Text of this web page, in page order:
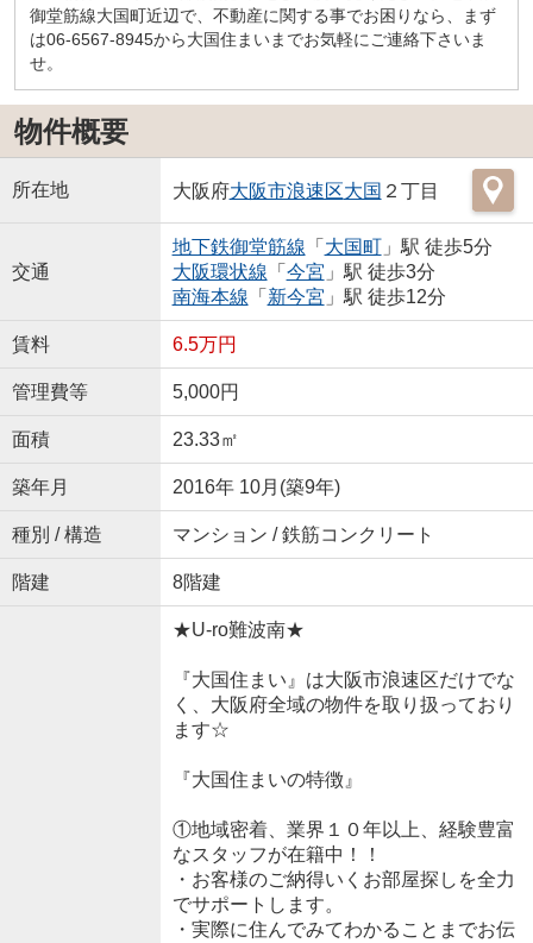
御堂筋線大国町近辺で、不動産に関する事でお困りなら、まず
は06-6567-8945から大国住まいまでお気軽にご連絡下さいま
せ。
物件概要
所在地 大阪府大阪市浪速区大国 ２丁目
交通
地下鉄御堂筋線 「 大国町」駅 徒歩5分
大阪環状線 「 今宮 」駅 徒歩3分
南海本線 「 新今宮 」駅 徒歩12分
賃料 6.5万円
管理費等 5,000円
面積 23.33㎡
築年月 2016年 10月(築9年)
種別 / 構造 マンション / 鉄筋コンクリート
階建 8階建
★U-ro難波南★
『大国住まい』は大阪市浪速区だけでな
く、大阪府全域の物件を取り扱っており
ます☆
『大国住まいの特徴』
①地域密着、業界１０年以上、経験豊富
なスタッフが在籍中！！
・お客様のご納得いくお部屋探しを全力
でサポートします。
・実際に住んでみてわかることまでお伝